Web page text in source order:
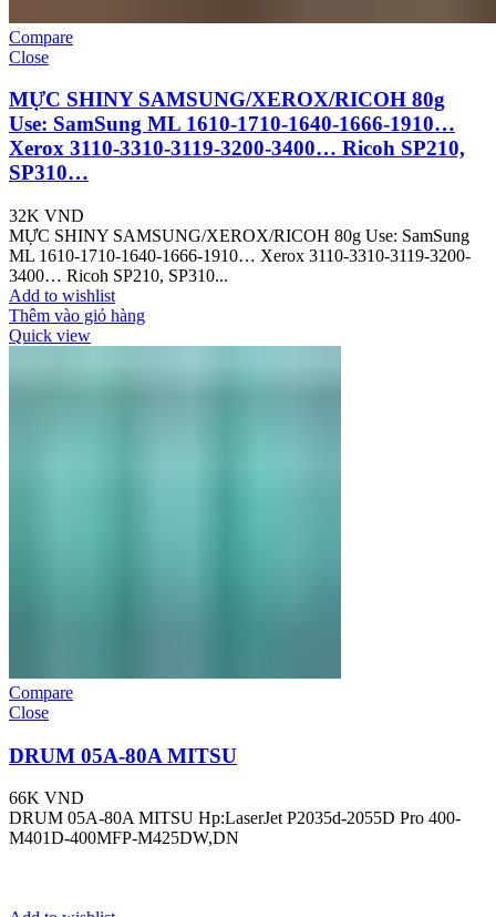
Compare
Close
MỰC SHINY SAMSUNG/XEROX/RICOH 80g
Use: SamSung ML 1610-1710-1640-1666-1910…
Xerox 3110-3310-3119-3200-3400… Ricoh SP210,
SP310…
32K VND
MỰC SHINY SAMSUNG/XEROX/RICOH 80g Use: SamSung
ML 1610-1710-1640-1666-1910… Xerox 3110-3310-3119-3200-
3400… Ricoh SP210, SP310...
Add to wishlist
Thêm vào giỏ hàng
Quick view
Compare
Close
DRUM 05A-80A MITSU
66K VND
DRUM 05A-80A MITSU Hp:LaserJet P2035d-2055D Pro 400-
M401D-400MFP-M425DW,DN